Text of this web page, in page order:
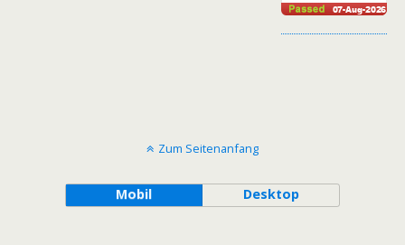
Zum Seitenanfang
Mobil Desktop